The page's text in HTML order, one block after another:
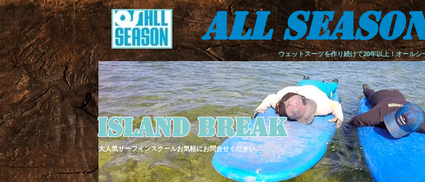
ALL
ウェットスーツを作り続けて20年以上！オール
Island Break
大人気サーフィンスクールお気軽にお問合せください